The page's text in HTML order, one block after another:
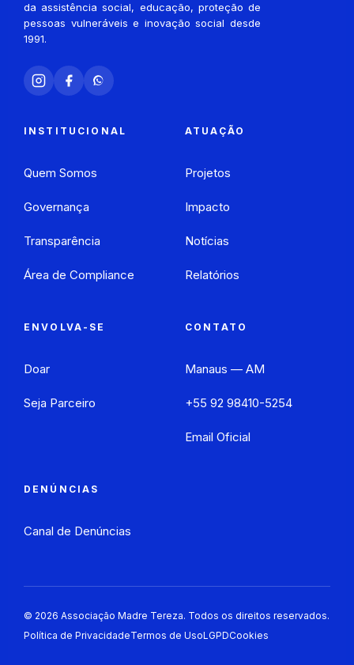
da assistência social, educação, proteção de
pessoas vulneráveis e inovação social desde
1991.
INSTITUCIONAL
Quem Somos
Governança
Transparência
Área de Compliance
ATUAÇÃO
Projetos
Impacto
Notícias
Relatórios
ENVOLVA-SE
Doar
Seja Parceiro
CONTATO
Manaus — AM
+55 92 98410-5254
Email Oficial
DENÚNCIAS
Canal de Denúncias
© 2026 Associação Madre Tereza. Todos os direitos reservados.
Política de PrivacidadeTermos de UsoLGPDCookies